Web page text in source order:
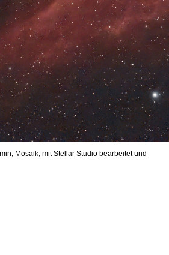
Mosaik, mit Stellar Studio bearbeitet und